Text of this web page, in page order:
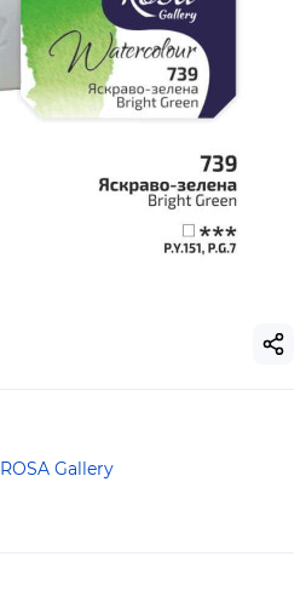
ROSA Gallery